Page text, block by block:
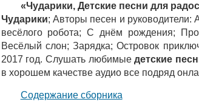
«Чударики, Детские песни для
Чударики; Авторы песен и
весёлого робота; С днём рождения;
Весёлый слон; Зарядка; Островок
2017 год. Слушать любимыедетские
в хорошем качестве аудио все подряд
Содержание сборника